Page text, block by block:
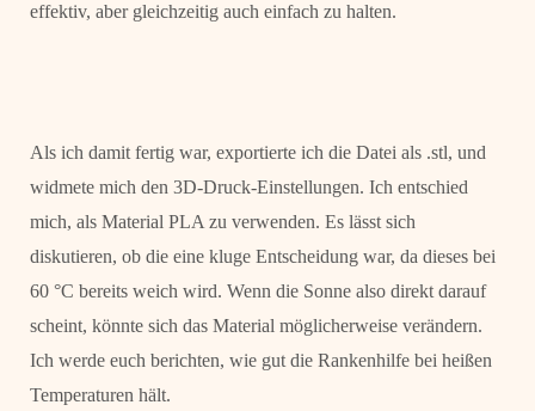
effektiv, aber gleichzeitig auch einfach zu halten.
Als ich damit fertig war, exportierte ich die Datei als .stl, und
widmete mich den 3D-Druck-Einstellungen. Ich entschied
mich, als Material PLA zu verwenden. Es lässt sich
diskutieren, ob die eine kluge Entscheidung war, da dieses bei
60 °C bereits weich wird. Wenn die Sonne also direkt darauf
scheint, könnte sich das Material möglicherweise verändern.
Ich werde euch berichten, wie gut die Rankenhilfe bei heißen
Temperaturen hält.